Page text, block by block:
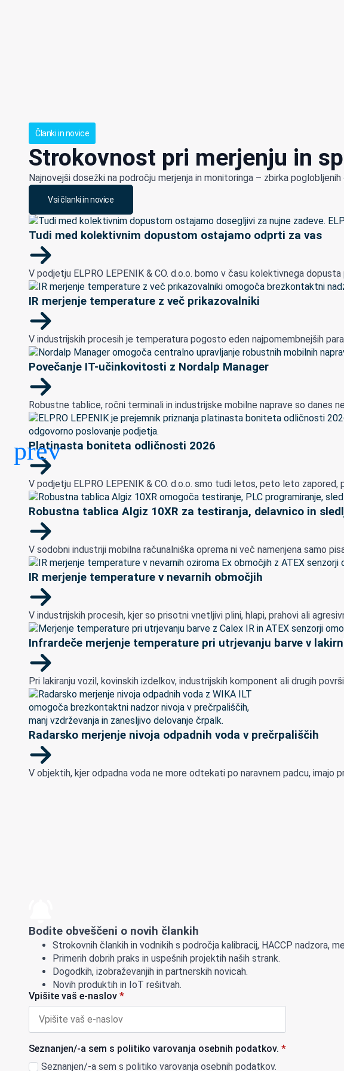
Članki in novice
Strokovnost pri merjenju in
Najnovejši dosežki na področju merjenja in monitoringa – zbirka
Vsi članki in novice
Tudi med kolektivnim dopustom ostajamo odprti za vas
V podjetju ELPRO LEPENIK & CO. d.o.o. bomo v času kolektivnega
IR merjenje temperature z več prikazovalniki
V industrijskih procesih je temperatura pogosto eden najpomembnejših
Povečanje IT-učinkovitosti z Nordalp Manager
Robustne tablice, ročni terminali in industrijske mobilne naprave so danes
Platinasta boniteta odličnosti 2026
V podjetju ELPRO LEPENIK & CO. d.o.o. smo tudi letos, peto leto
Robustna tablica Algiz 10XR za testiranja, delavnico in
V sodobni industriji mobilna računalniška oprema ni več namenjena samo
IR merjenje temperature v nevarnih območjih
V industrijskih procesih, kjer so prisotni vnetljivi plini, hlapi, prahovi ali
Infrardeče merjenje temperature pri utrjevanju barve v
Pri lakiranju vozil, kovinskih izdelkov, industrijskih komponent ali drugih
Radarsko merjenje nivoja odpadnih voda v prečrpališčih
V objektih, kjer odpadna voda ne more odtekati po naravnem padcu, imajo
Bodite obveščeni o novih člankih
Strokovnih člankih in vodnikih s področja kalibracij, HACCP nadzora,
Primerih dobrih praks in uspešnih projektih naših strank.
Dogodkih, izobraževanjih in partnerskih novicah.
Novih produktih in IoT rešitvah.
Vpišite vaš e-naslov *
Seznanjen/-a sem s politiko varovanja osebnih podatkov. *
Seznanjen/-a sem s politiko varovanja osebnih podatkov.